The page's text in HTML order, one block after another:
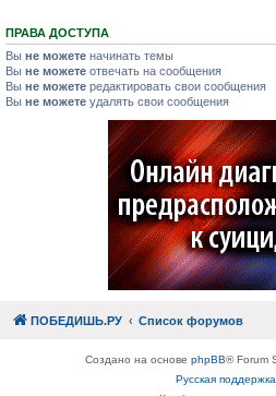
ПРАВА ДОСТУПА
Вы не можете начинать темы
Вы не можете отвечать на сообщения
Вы не можете редактировать свои сообщения
Вы не можете удалять свои сообщения
ПОБЕДИШЬ.РУ Список форумов
Создано на основе phpBB® Forum
Русская